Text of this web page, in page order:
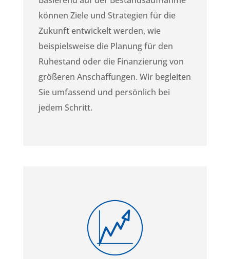
können Ziele und Strategien für die
Zukunft entwickelt werden, wie
beispielsweise die Planung für den
Ruhestand oder die Finanzierung von
größeren Anschaffungen. Wir begleiten
Sie umfassend und persönlich bei
jedem Schritt.